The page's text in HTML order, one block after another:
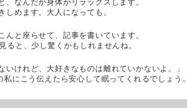
、なんだか身体がリラックスします。
しめます。大人になっても。
んと座らせて、記事を書いています。
ると、少し驚くかもしれませんね。
いけれど、大好きなものは離れていかないよ。」
にこう伝えたら安心して眠ってくれるでしょう。